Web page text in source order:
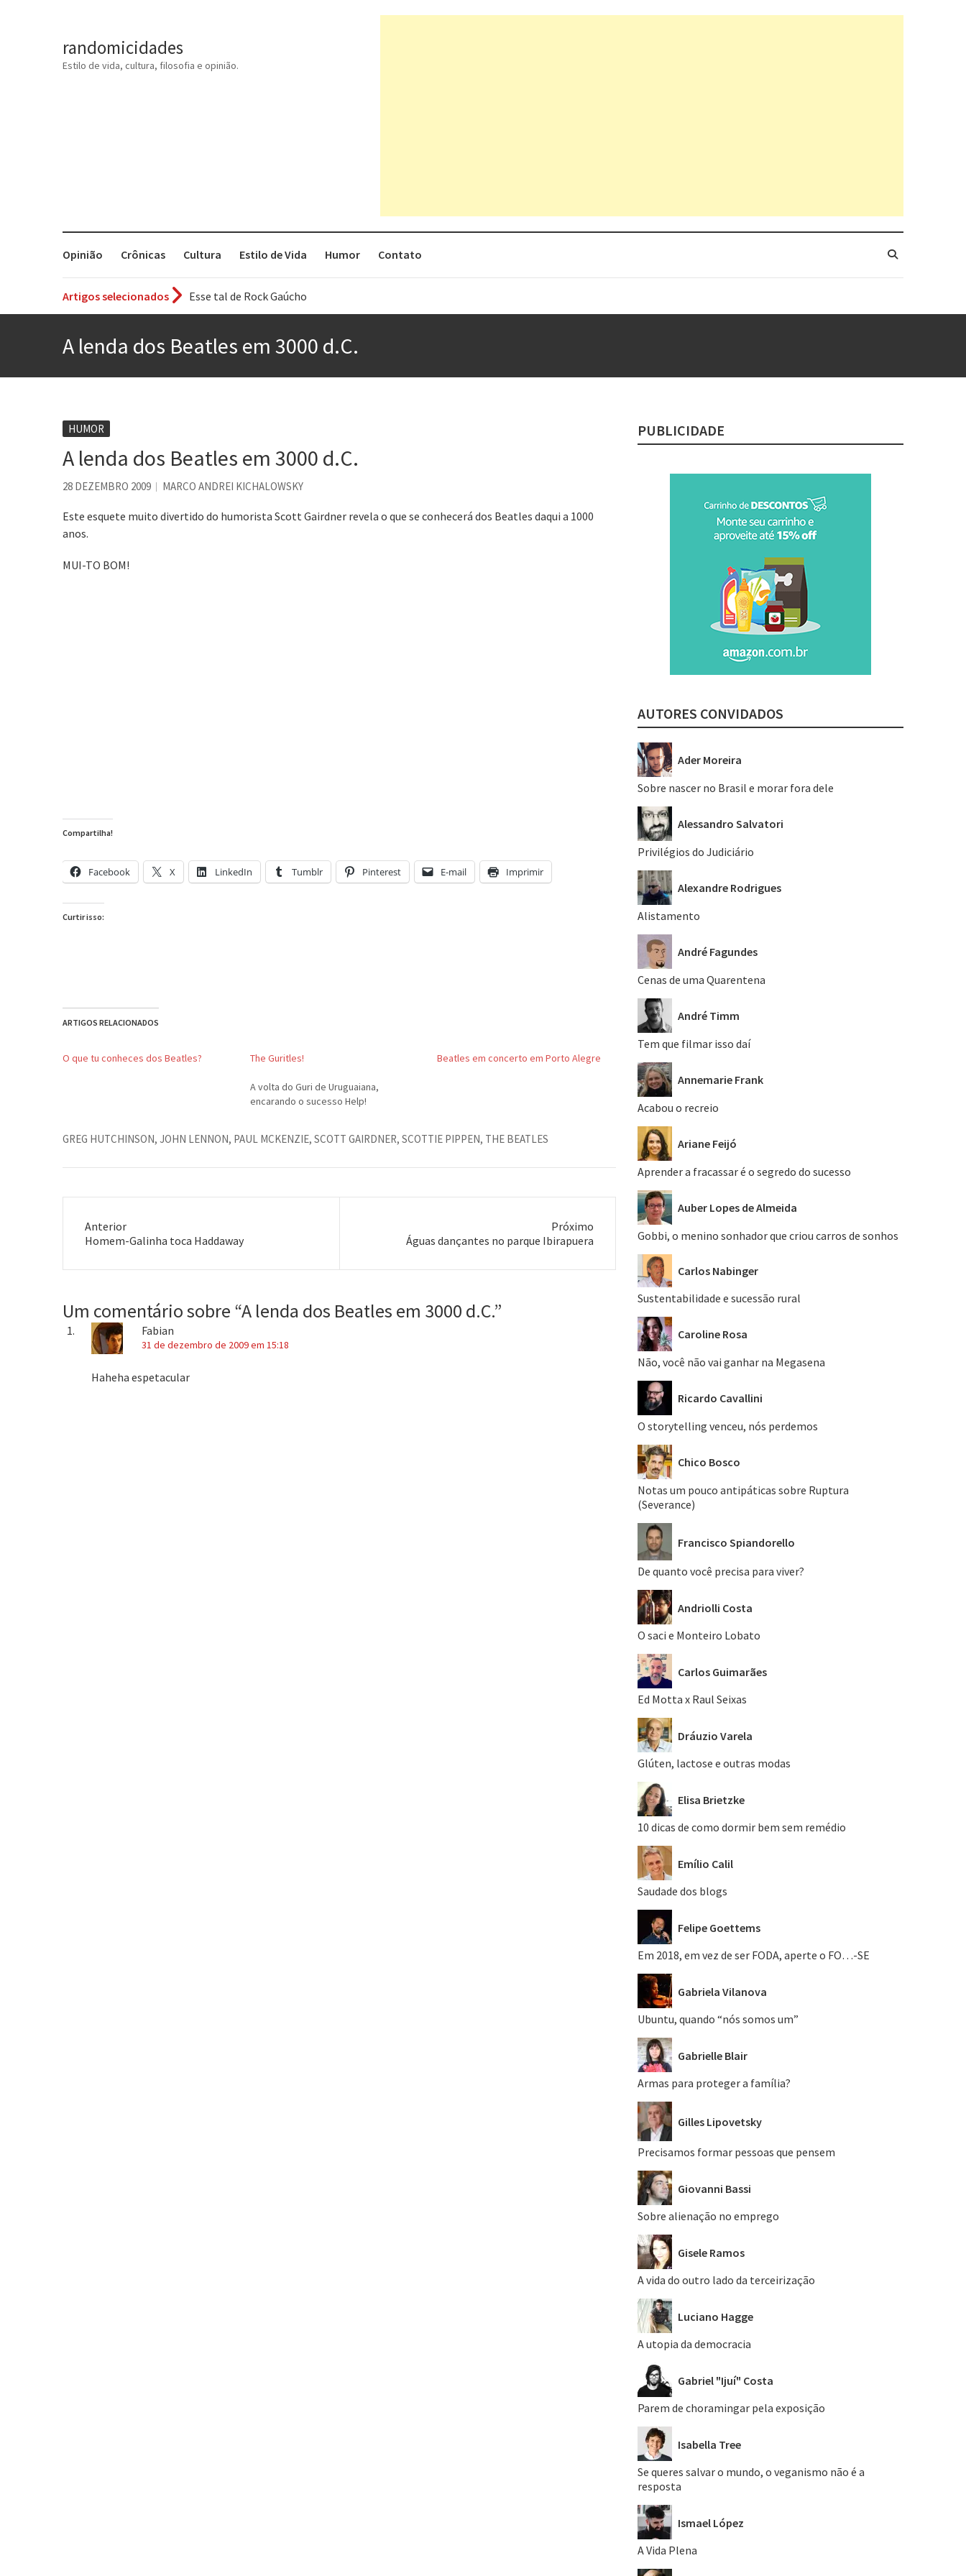
randomicidades
Estilo de vida, cultura, filosofia e opinião.
Opinião Crônicas Cultura Estilo de Vida Humor Contato
Artigos selecionados
Os causos de Jorge Luis Borges
Se queres salvar o mundo, o veganismo não é a resposta
Tem que filmar isso daí
Contardo Calligaris prega o “direito à tristeza”
A lenda dos Beatles em 3000 d.C.
HUMOR
A lenda dos Beatles em 3000 d.C.
28 DEZEMBRO 2009 MARCO ANDREI KICHALOWSKY
Este esquete muito divertido do humorista Scott Gairdner revela o que se conhecerá dos Beatles daqui a 1000
anos.
MUI-TO BOM!
Compartilha!
Facebook X LinkedIn Tumblr Pinterest E-mail Imprimir
Curtir isso:
ARTIGOS RELACIONADOS
O que tu conheces dos Beatles? The Guritles!
A volta do Guri de Uruguaiana,
encarando o sucesso Help!
Beatles em concerto em Porto Alegre
GREG HUTCHINSON, JOHN LENNON, PAUL MCKENZIE, SCOTT GAIRDNER, SCOTTIE PIPPEN, THE BEATLES
Anterior
Post
Homem-Galinha toca Haddaway
Próximo
Águas dançantes no parque Ibirapuera
Um comentário sobre “A lenda dos Beatles em 3000 d.C.”
Fabian
31 de dezembro de 2009 em 15:18
Haheha espetacular
PUBLICIDADE
AUTORES CONVIDADOS
Ader Moreira
Sobre nascer no Brasil e morar fora dele
Alessandro Salvatori
Privilégios do Judiciário
Alexandre Rodrigues
Alistamento
André Fagundes
Cenas de uma Quarentena
André Timm
Tem que filmar isso daí
Annemarie Frank
Acabou o recreio
Ariane Feijó
Aprender a fracassar é o segredo do sucesso
Auber Lopes de Almeida
Gobbi, o menino sonhador que criou carros de sonhos
Carlos Nabinger
Sustentabilidade e sucessão rural
Caroline Rosa
Não, você não vai ganhar na Megasena
Ricardo Cavallini
O storytelling venceu, nós perdemos
Chico Bosco
Notas um pouco antipáticas sobre Ruptura
(Severance)
Francisco Spiandorello
De quanto você precisa para viver?
Andriolli Costa
O saci e Monteiro Lobato
Carlos Guimarães
Ed Motta x Raul Seixas
Dráuzio Varela
Glúten, lactose e outras modas
Elisa Brietzke
10 dicas de como dormir bem sem remédio
Emílio Calil
Saudade dos blogs
Felipe Goettems
Em 2018, em vez de ser FODA, aperte o FO…-SE
Gabriela Vilanova
Ubuntu, quando “nós somos um”
Gabrielle Blair
Armas para proteger a família?
Gilles Lipovetsky
Precisamos formar pessoas que pensem
Giovanni Bassi
Sobre alienação no emprego
Gisele Ramos
A vida do outro lado da terceirização
Luciano Hagge
A utopia da democracia
Gabriel "Ijuí" Costa
Parem de choramingar pela exposição
Isabella Tree
Se queres salvar o mundo, o veganismo não é a
resposta
Ismael López
A Vida Plena